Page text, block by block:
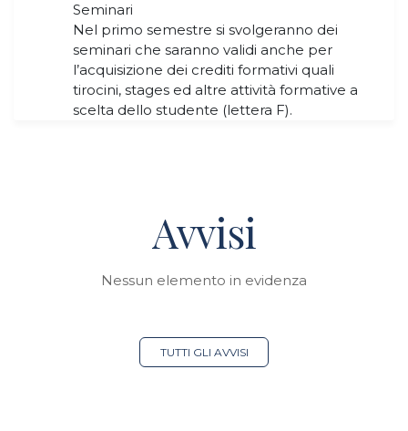
Seminari
Nel primo semestre si svolgeranno dei
seminari che saranno validi anche per
l’acquisizione dei crediti formativi quali
tirocini, stages ed altre attività formative a
scelta dello studente (lettera F).
Avvisi
Nessun elemento in evidenza
TUTTI GLI AVVISI